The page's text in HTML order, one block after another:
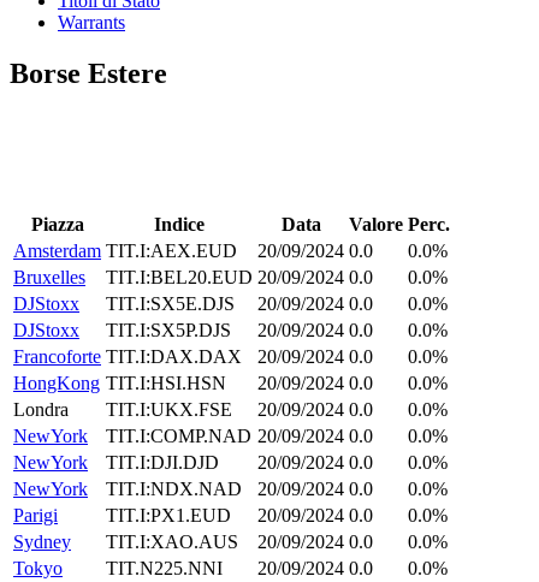
Warrants
Borse Estere
Piazza Indice Data Valore Perc.
Amsterdam TIT.I:AEX.EUD 20/09/2024 0.0
0.0%
Bruxelles
TIT.I:BEL20.EUD 20/09/2024 0.0
0.0%
DJStoxx
TIT.I:SX5E.DJS 20/09/2024 0.0
0.0%
DJStoxx
TIT.I:SX5P.DJS 20/09/2024 0.0
0.0%
Francoforte TIT.I:DAX.DAX 20/09/2024 0.0
0.0%
HongKong TIT.I:HSI.HSN 20/09/2024 0.0
0.0%
Londra
TIT.I:UKX.FSE 20/09/2024 0.0
0.0%
NewYork
TIT.I:COMP.NAD 20/09/2024 0.0
0.0%
NewYork
TIT.I:DJI.DJD 20/09/2024 0.0
0.0%
NewYork
TIT.I:NDX.NAD 20/09/2024 0.0
0.0%
Parigi
TIT.I:PX1.EUD 20/09/2024 0.0
0.0%
Sydney
TIT.I:XAO.AUS 20/09/2024 0.0
0.0%
Tokyo
TIT.N225.NNI 20/09/2024 0.0
0.0%